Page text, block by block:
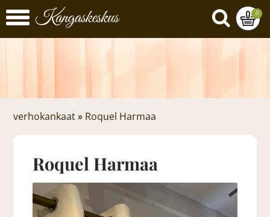
0
verhokankaat » Roquel Harmaa
Roquel Harmaa